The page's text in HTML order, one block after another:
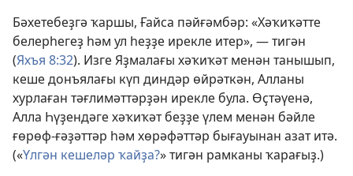
Бәхетебеҙгә ҡаршы, Ғайса пәйғәмбәр: «Хәҡиҡәтте
белерһегеҙ һәм ул һеҙҙе ирекле итер», — тигән
(Яхъя 8:32). Изге Яҙмалағы хәҡиҡәт менән танышып,
кеше донъялағы күп диндәр өйрәткән, Алланы
хурлаған тәғлимәттәрҙән ирекле була. Өҫтәүенә,
Алла Һүҙендәге хәҡиҡәт беҙҙе үлем менән бәйле
ғөрөф-ғәҙәттәр һәм хөрәфәттәр бығауынан азат итә.
(«Үлгән кешеләр ҡайҙа?» тигән рамканы ҡарағыҙ.)